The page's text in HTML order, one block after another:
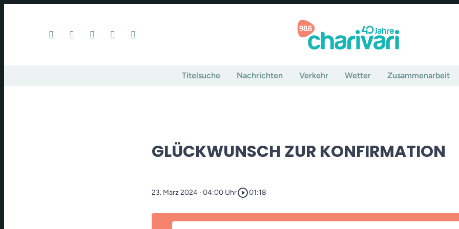
Titelsuche Nachrichten Verkehr Wetter Zusammenarbeit
GLÜCKWUNSCH ZUR KONFIRMATION
23. März 2024 · 04:00 Uhrplay_circle_outline01:18